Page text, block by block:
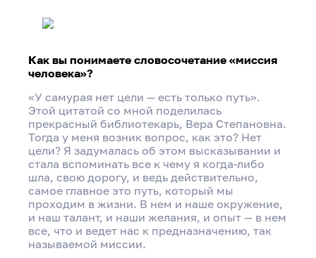
Интервью с «Героем моего района»
Как вы понимаете словосочетание «миссия
человека»?
«У самурая нет цели — есть только путь».
Этой цитатой со мной поделилась
прекрасный библиотекарь, Вера Степановна.
Тогда у меня возник вопрос, как это? Нет
цели? Я задумалась об этом высказывании и
стала вспоминать все к чему я когда-либо
шла, свою дорогу, и ведь действительно,
самое главное это путь, который мы
проходим в жизни. В нем и наше окружение,
и наш талант, и наши желания, и опыт — в нем
все, что и ведет нас к предназначению, так
называемой миссии.